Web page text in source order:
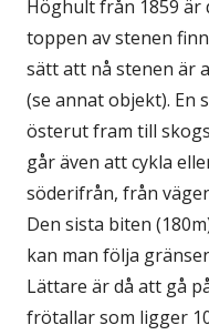
Höghult från 1859 är
toppen av stenen
sätt att nå stenen är
(se annat objekt). En
österut fram till
går även att cykla
söderifrån, från
Den sista biten
kan man följa
Lättare är då att gå
frötallar som ligger